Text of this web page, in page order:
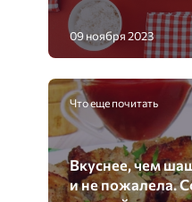
09 ноября 2023
Что еще почитать
Вкуснее, чем
и не пожалела.